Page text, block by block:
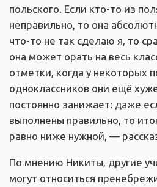
польского. Если кто-то из
неправильно, то она
что-то не так сделаю я, то
она может орать на весь
отметки, когда у некоторых
одноклассников они ещё
постоянно занижает: даже
выполнены правильно, то
равно ниже нужной, —
По мнению Никиты, другие
могут относиться